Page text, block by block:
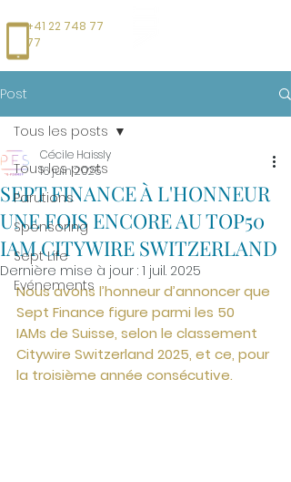
+41 22 748 77
77
Post
Tous les posts
Parutions
Sponsoring
Sept Life
Evénements
Tous les posts
SEPT FINANCE À L'HONNEUR
UNE FOIS ENCORE AU TOP50
IAM CITYWIRE SWITZERLAND
Cécile Haissly
16 juin 2025
Dernière mise à jour : 1 juil. 2025
Nous avons l’honneur d’annoncer que
Sept Finance figure parmi les 50
IAMs de Suisse, selon le classement
Citywire Switzerland 2025, et ce, pour
la troisième année consécutive.